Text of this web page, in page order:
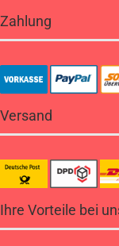
Zahlung
Versand
Ihre Vorteile bei